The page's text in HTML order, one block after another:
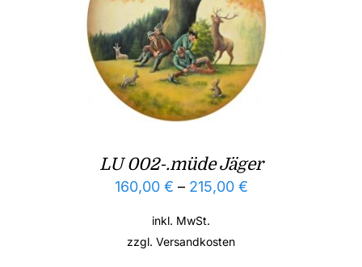
LU 002-.müde Jäger
160,00 € – 215,00 €
inkl. MwSt.
zzgl. Versandkosten